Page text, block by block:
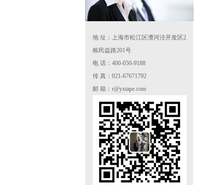
地 址：上海市松江区漕河泾开发区2
栋民益路201号
电 话：400-050-9188
传 真：021-67671792
邮 箱：r@yxtape.com